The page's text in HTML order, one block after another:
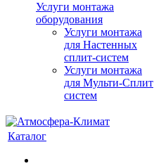
Услуги монтажа
оборудования
Услуги монтажа
для Настенных
сплит-систем
Услуги монтажа
для Мульти-Сплит
систем
Каталог